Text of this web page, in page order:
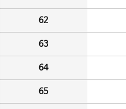
62
63
64
65